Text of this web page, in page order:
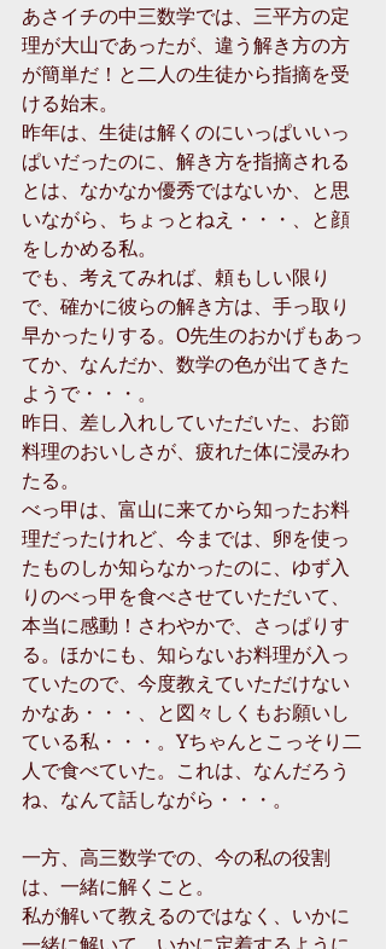
あさイチの中三数学では、三平方の定
理が大山であったが、違う解き方の方
が簡単だ！と二人の生徒から指摘を受
ける始末。
昨年は、生徒は解くのにいっぱいいっ
ぱいだったのに、解き方を指摘される
とは、なかなか優秀ではないか、と思
いながら、ちょっとねえ・・・、と顔
をしかめる私。
でも、考えてみれば、頼もしい限り
で、確かに彼らの解き方は、手っ取り
早かったりする。O先生のおかげもあっ
てか、なんだか、数学の色が出てきた
ようで・・・。
昨日、差し入れしていただいた、お節
料理のおいしさが、疲れた体に浸みわ
たる。
べっ甲は、富山に来てから知ったお料
理だったけれど、今までは、卵を使っ
たものしか知らなかったのに、ゆず入
りのべっ甲を食べさせていただいて、
本当に感動！さわやかで、さっぱりす
る。ほかにも、知らないお料理が入っ
ていたので、今度教えていただけない
かなあ・・・、と図々しくもお願いし
ている私・・・。Yちゃんとこっそり二
人で食べていた。これは、なんだろう
ね、なんて話しながら・・・。
一方、高三数学での、今の私の役割
は、一緒に解くこと。
私が解いて教えるのではなく、いかに
一緒に解いて、いかに定着するように